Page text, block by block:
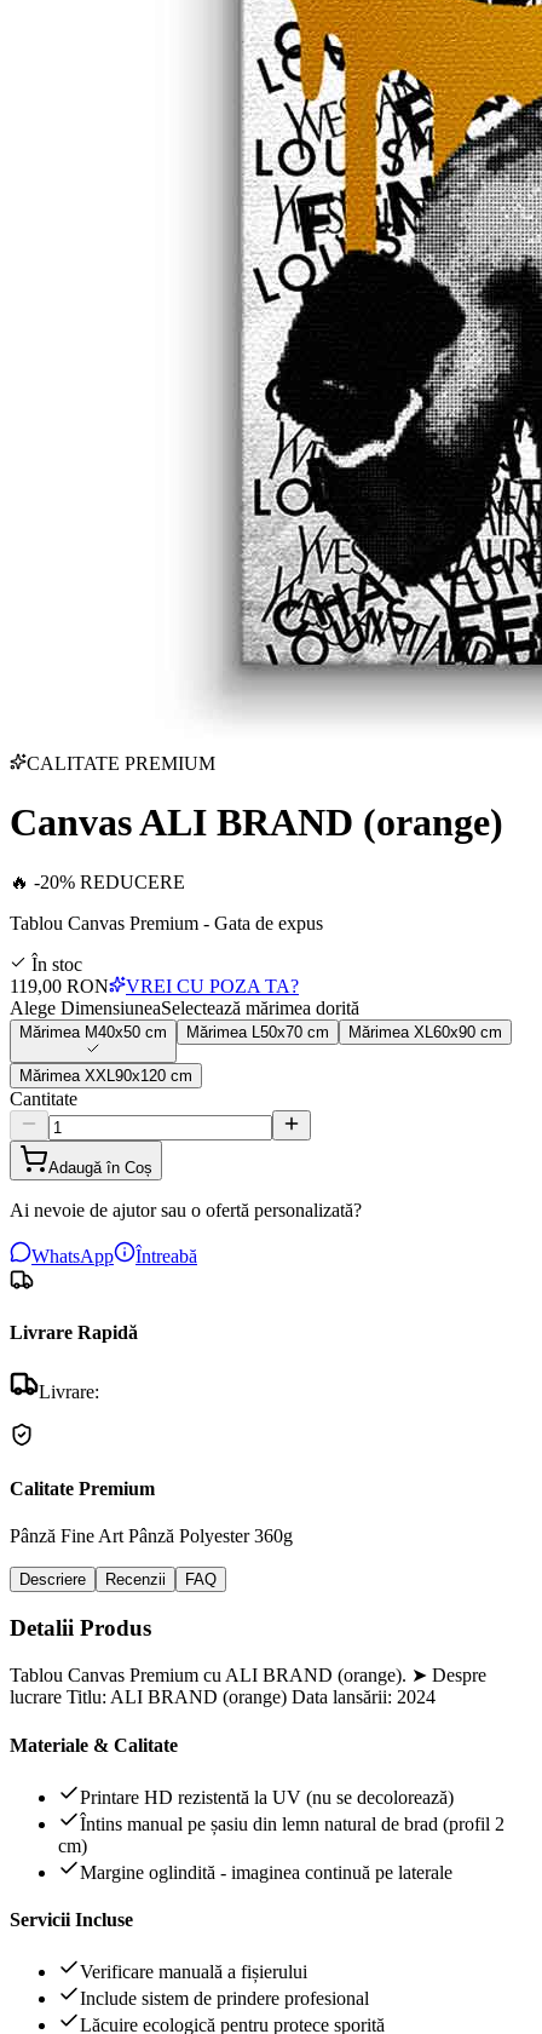
CALITATE PREMIUM
Canvas ALI BRAND (orange)
🔥 -20% REDUCERE
Tablou Canvas Premium - Gata de expus
În stoc
119,00 RON
VREI CU POZA TA?
Alege DimensiuneaSelectează mărimea dorită
Mărimea M40x50 cm Mărimea 50x70 cm Mărimea XL 60x90 cm
Mărimea XXL 90x120 cm
Cantitate
Adaugă în Coș
Ai nevoie de ajutor sau o ofertă personalizată?
WhatsApp Întreabă
Livrare Rapidă
Livrare:
Calitate Premium
Pânză Fine Art Pânză Polyester 360g
Descriere Recenzii FAQ
Detalii Produs
Tablou Canvas Premium cu ALI BRAND (orange). ➤ Despre
lucrare Titlu: ALI BRAND (orange) Data lansării: 2024
Materiale & Calitate
Printare HD rezistentă la UV (nu se decolorează)
Întins manual pe șasiu din lemn natural de brad (profil 2
cm)
Margine oglindită - imaginea continuă pe laterale
Servicii Incluse
Verificare manuală a fișierului
Include sistem de prindere profesional
Lăcuire ecologică pentru protece sporită